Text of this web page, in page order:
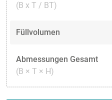
(B x T / BT)
Füllvolumen
Abmessungen Gesamt
(B × T × H)